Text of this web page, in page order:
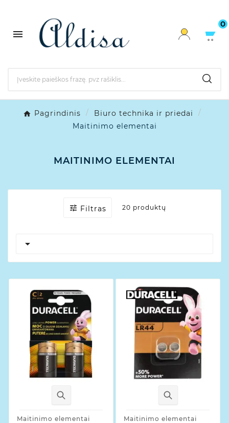

0
Pagrindinis
Biuro technika ir priedai
Maitinimo elementai
MAITINIMO ELEMENTAI
 Filtras 20 produktų

Maitinimo elementai Maitinimo elementai